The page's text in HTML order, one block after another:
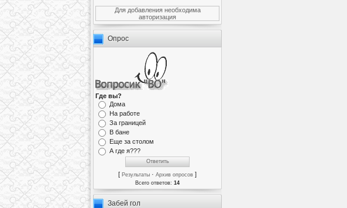
Для добавления необходима
авторизация
Опрос
Где вы?
Дома
На работе
За границей
В бане
Еще за столом
А где я???
[ Результаты · Архив опросов ]
Всего ответов: 14
Забей гол